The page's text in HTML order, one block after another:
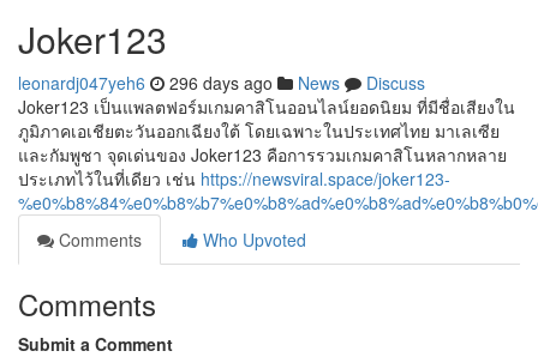
Joker123
leonardj047yeh6 296 days ago News
Discuss
Joker123 เป็นแพลตฟอร์มเกมคาสิโนออนไลน์ยอดนิยม ที่มีชื่อเสียงใน
ภูมิภาคเอเชียตะวันออกเฉียงใต้ โดยเฉพาะในประเทศไทย มาเลเซีย
และกัมพูชา จุดเด่นของ Joker123 คือการรวมเกมคาสิโนหลากหลาย
ประเภทไว้ในที่เดียว เช่น https://newsviral.space/joker123-
Comments
Who Upvoted
Comments
Submit a Comment